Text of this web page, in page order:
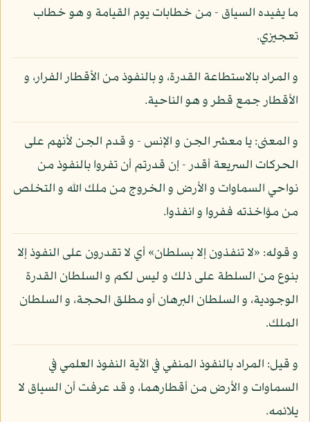
ما يفيده السياق - من خطابات يوم القيامة و هو خطاب
تعجيزي.
و المراد بالاستطاعة القدرة، و بالنفوذ من الأقطار الفرار، و
الأقطار جمع قطر و هو الناحية.
و المعنى: يا معشر الجن و الإنس - و قدم الجن لأنهم على
الحركات السريعة أقدر - إن قدرتم أن تفروا بالنفوذ من
نواحي السماوات و الأرض و الخروج من ملك الله و التخلص
من مؤاخذته ففروا و انفذوا.
و قوله: «لا تنفذون إلا بسلطان» أي لا تقدرون على النفوذ إلا
بنوع من السلطة على ذلك و ليس لكم و السلطان القدرة
الوجودية، و السلطان البرهان أو مطلق الحجة، و السلطان
الملك.
و قيل: المراد بالنفوذ المنفي في الآية النفوذ العلمي في
السماوات و الأرض من أقطارهما، و قد عرفت أن السياق لا
يلائمه.